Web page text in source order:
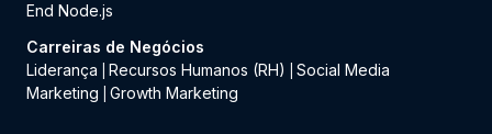
End Node.js
Carreiras de Negócios
Liderança
Recursos Humanos (RH)
Social Media
Marketing
Growth Marketing